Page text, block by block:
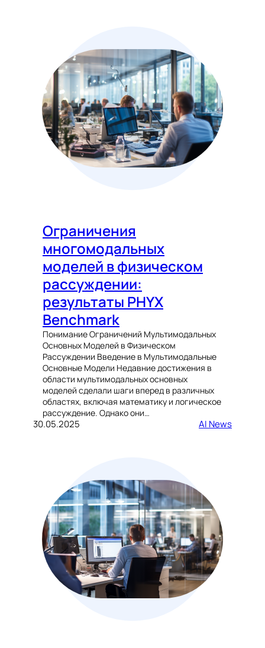
Ограничения
многомодальных
моделей в физическом
рассуждении:
результаты PHYX
Benchmark
Понимание Ограничений Мультимодальных
Основных Моделей в Физическом
Рассуждении Введение в Мультимодальные
Основные Модели Недавние достижения в
области мультимодальных основных
моделей сделали шаги вперед в различных
областях, включая математику и логическое
рассуждение. Однако они…
30.05.2025 AI News